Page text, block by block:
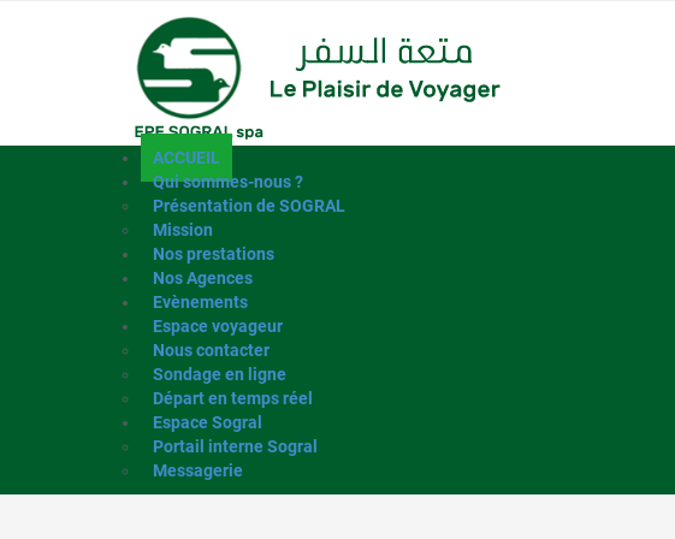
ACCUEIL
Qui sommes-nous ?
Présentation de SOGRAL
Mission
Nos prestations
Nos Agences
Evènements
Espace voyageur
Nous contacter
Sondage en ligne
Départ en temps réel
Espace Sogral
Portail interne Sogral
Messagerie